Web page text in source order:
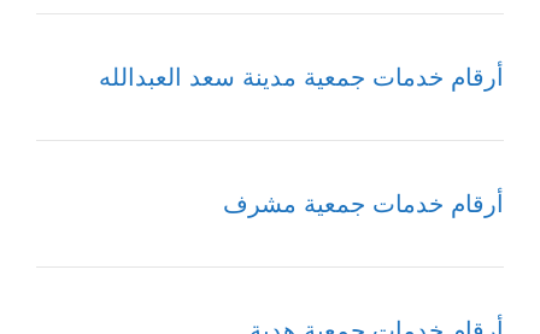
أرقام خدمات جمعية مدينة سعد العبدالله
أرقام خدمات جمعية مشرف